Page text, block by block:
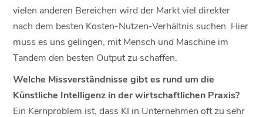
vielen anderen Bereichen wird der Markt viel direkter
nach dem besten Kosten-Nutzen-Verhältnis suchen. Hier
muss es uns gelingen, mit Mensch und Maschine im
Tandem den besten Output zu schaffen.
Welche Missverständnisse gibt es rund um die
Künstliche Intelligenz in der wirtschaftlichen Praxis?
Ein Kernproblem ist, dass KI in Unternehmen oft zu sehr